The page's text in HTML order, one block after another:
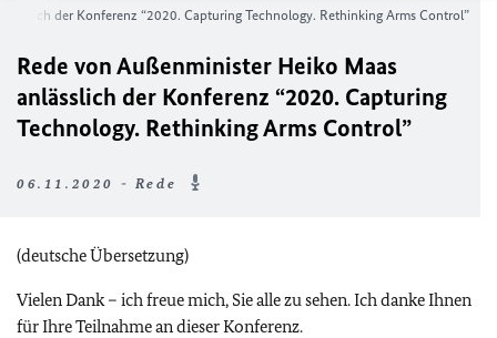
der Konferenz “2020. Capturing Technology. Rethinking Arms Control”
Rede von Außenminister Heiko Maas
anlässlich der Konferenz “2020. Capturing
Technology. Rethinking Arms Control”
06.11.2020 - Rede
(deutsche Übersetzung)
Vielen Dank – ich freue mich, Sie alle zu sehen. Ich danke Ihnen
für Ihre Teilnahme an dieser Konferenz.